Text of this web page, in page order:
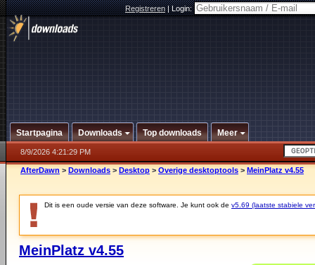
Registreren|Login:
Startpagina Downloads Top downloads Meer
8/9/2026 4:21:29 PM
AfterDawn > Downloads > Desktop > Overige desktoptools > MeinPlatz v4.55
Dit is een oude versie van deze software. Je kunt ook de v5.69 (laatste stabiele
MeinPlatz v4.55